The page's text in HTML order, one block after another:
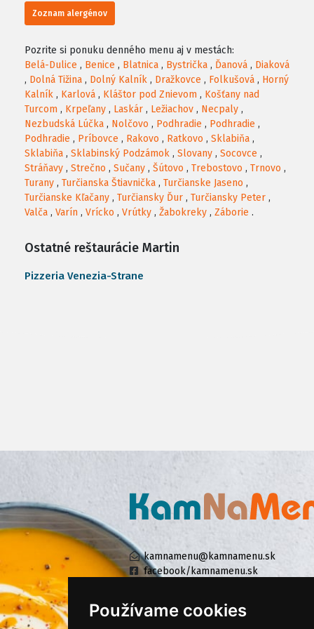
Používame cookies
Zoznam alergénov
Pozrite si ponuku denného menu aj v mestách:
Belá-Dulice , Benice , Blatnica , Bystrička , Ďanová , Diaková
, Dolná Tižina , Dolný Kalník , Dražkovce , Folkušová , Horný
Kalník , Karlová , Kláštor pod Znievom , Košťany nad
Turcom , Krpeľany , Laskár , Ležiachov , Necpaly ,
Nezbudská Lúčka , Nolčovo , Podhradie , Podhradie ,
Podhradie , Príbovce , Rakovo , Ratkovo , Sklabiňa ,
Sklabiňa , Sklabinský Podzámok , Slovany , Socovce ,
Stráňavy , Strečno , Sučany , Šútovo , Trebostovo , Trnovo ,
Turany , Turčianska Štiavnička , Turčianske Jaseno ,
Turčianske Kľačany , Turčiansky Ďur , Turčiansky Peter ,
Valča , Varín , Vrícko , Vrútky , Žabokreky , Záborie .
Ostatné reštaurácie Martin
Pizzeria Venezia-Strane
kamnamenu@kamnamenu.sk
facebook/kamnamenu.sk